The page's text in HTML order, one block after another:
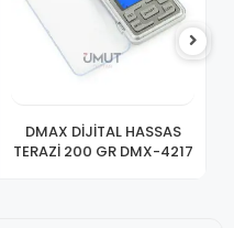
DMAX DİJİTAL HASSAS
TERAZİ 200 GR DMX-4217